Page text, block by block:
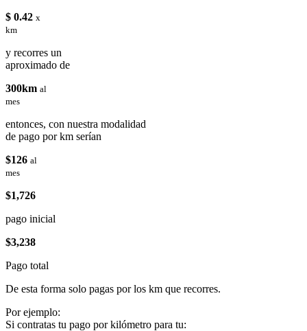
$ 0.42 x
km
y recorres un
aproximado de
300km al
mes
entonces, con nuestra modalidad
de pago por km serían
$126 al
mes
$1,726
pago inicial
$3,238
Pago total
De esta forma solo pagas por los km que recorres.
Por ejemplo:
Si contratas tu pago por kilómetro para tu: